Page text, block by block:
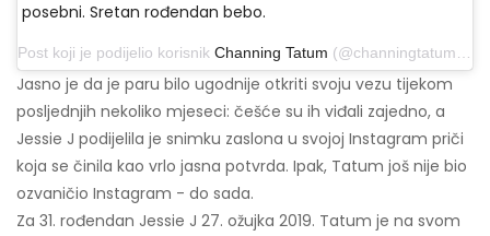
posebni. Sretan rođendan bebo.
Post koji je podijelio korisnik Channing Tatum (@channingtatum) 27. ožujka 2019. u 09:50 PDT
Jasno je da je paru bilo ugodnije otkriti svoju vezu tijekom
posljednjih nekoliko mjeseci: češće su ih viđali zajedno, a
Jessie J podijelila je snimku zaslona u svojoj Instagram priči
koja se činila kao vrlo jasna potvrda. Ipak, Tatum još nije bio
ozvaničio Instagram - do sada.
Za 31. rođendan Jessie J 27. ožujka 2019. Tatum je na svom